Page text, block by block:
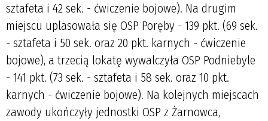
sztafeta i 42 sek. - ćwiczenie bojowe). Na drugim
miejscu uplasowała się OSP Poręby - 139 pkt. (69 sek.
- sztafeta i 50 sek. oraz 20 pkt. karnych - ćwiczenie
bojowe), a trzecią lokatę wywalczyła OSP Podniebyle
- 141 pkt. (73 sek. - sztafeta i 58 sek. oraz 10 pkt.
karnych - ćwiczenie bojowe). Na kolejnych miejscach
zawody ukończyły jednostki OSP z Żarnowca,